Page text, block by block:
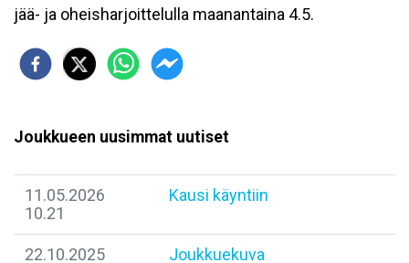
jää- ja oheisharjoittelulla maanantaina 4.5.
Joukkueen uusimmat uutiset
11.05.2026
10.21
Kausi käyntiin
22.10.2025
Joukkuekuva